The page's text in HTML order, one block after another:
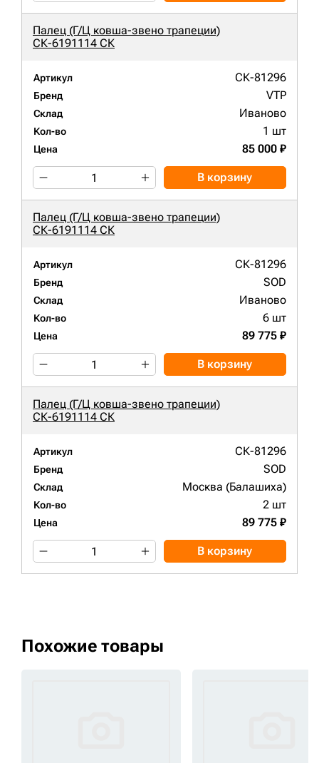
Палец (Г/Ц ковша-звено трапеции)
СК-6191114 СК
Артикул СК-81296
Бренд VTP
Склад Иваново
Кол-во 1 шт
Цена 85 000 ₽
В корзину
Палец (Г/Ц ковша-звено трапеции)
СК-6191114 СК
Артикул СК-81296
Бренд SOD
Склад Иваново
Кол-во 6 шт
Цена 89 775 ₽
В корзину
Палец (Г/Ц ковша-звено трапеции)
СК-6191114 СК
Артикул СК-81296
Бренд SOD
Склад Москва (Балашиха)
Кол-во 2 шт
Цена 89 775 ₽
В корзину
Похожие товары